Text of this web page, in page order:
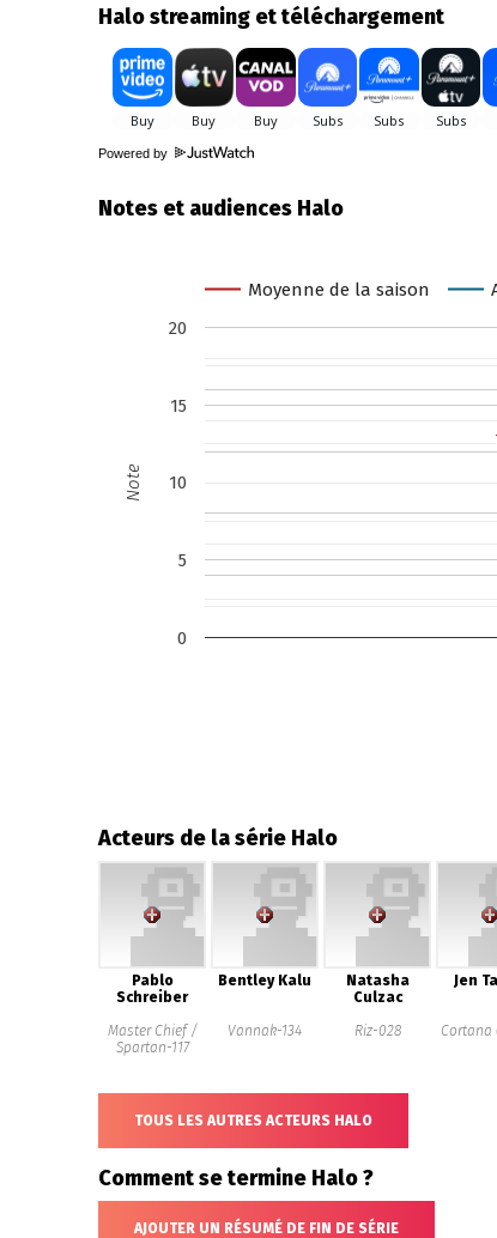
Halo streaming et téléchargement
Powered by
Notes et audiences Halo
Moyenne de la saison
0
5
10
15
20
Note
Acteurs de la série Halo
Pablo
Schreiber
Master Chief /
Spartan-117
Bentley Kalu
Vannak-134
Natasha
Culzac
Riz-028
Jen
Cortana
TOUS LES AUTRES ACTEURS HALO
Comment se termine Halo ?
AJOUTER UN RÉSUMÉ DE FIN DE SÉRIE